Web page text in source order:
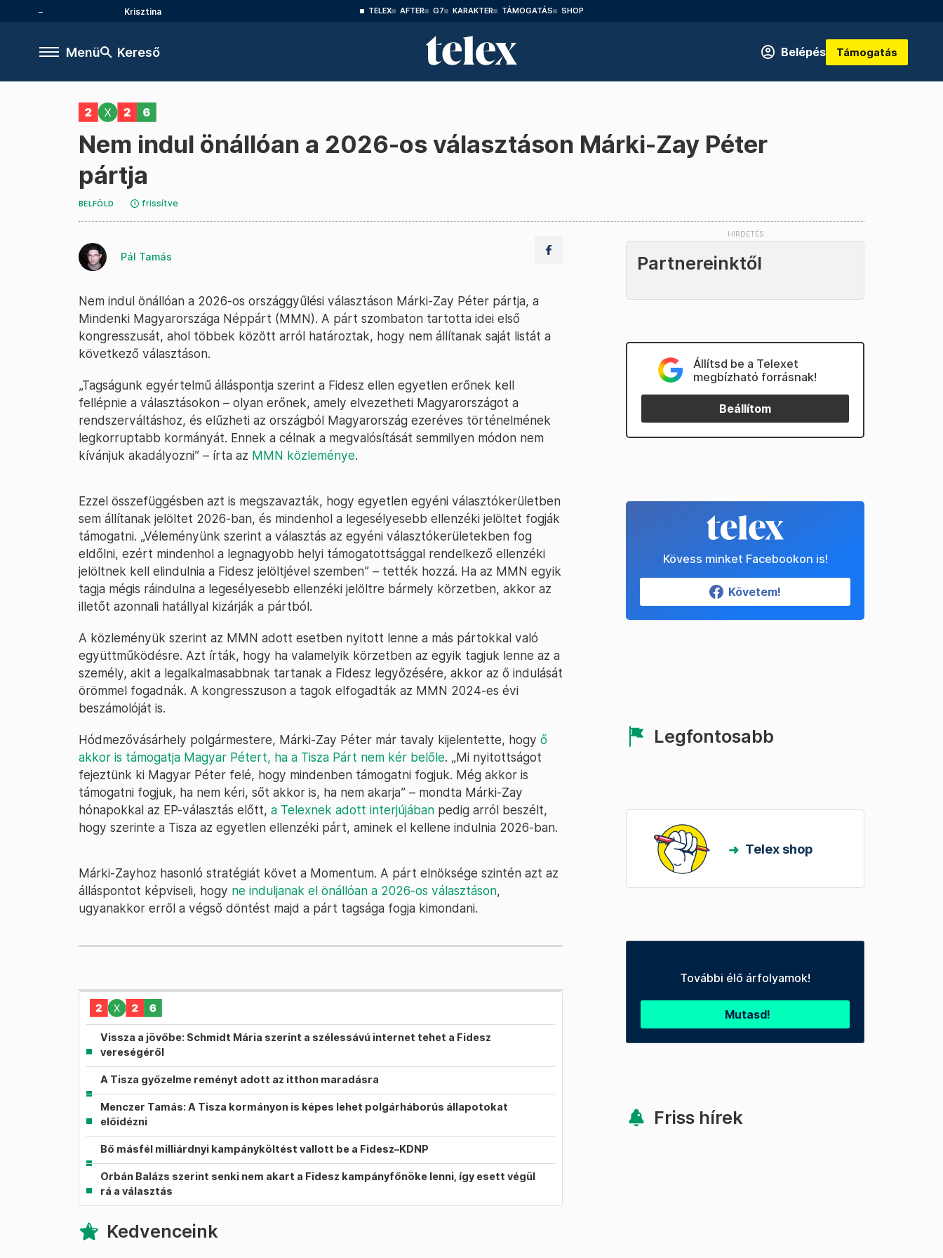
Krisztina TELEX AFTER G7 KARAKTER TÁMOGATÁS SHOP
Menü Kereső Belépés Támogatás
Nem indul önállóan a 2026-os választáson Márki-Zay Péter
pártja
BELFÖLD frissítve
Pál Tamás
Nem indul önállóan a 2026-os országgyűlési választáson Márki-Zay Péter pártja, a
Mindenki Magyarországa Néppárt (MMN). A párt szombaton tartotta idei első
kongresszusát, ahol többek között arról határoztak, hogy nem állítanak saját listát a
következő választáson.
„Tagságunk egyértelmű álláspontja szerint a Fidesz ellen egyetlen erőnek kell
fellépnie a választásokon – olyan erőnek, amely elvezetheti Magyarországot a
rendszerváltáshoz, és elűzheti az országból Magyarország ezeréves történelmének
legkorruptabb kormányát. Ennek a célnak a megvalósítását semmilyen módon nem
kívánjuk akadályozni” – írta az MMN közleménye.
Ezzel összefüggésben azt is megszavazták, hogy egyetlen egyéni választókerületben
sem állítanak jelöltet 2026-ban, és mindenhol a legesélyesebb ellenzéki jelöltet fogják
támogatni. „Véleményünk szerint a választás az egyéni választókerületekben fog
eldőlni, ezért mindenhol a legnagyobb helyi támogatottsággal rendelkező ellenzéki
jelöltnek kell elindulnia a Fidesz jelöltjével szemben” – tették hozzá. Ha az MMN egyik
tagja mégis ráindulna a legesélyesebb ellenzéki jelöltre bármely körzetben, akkor az
illetőt azonnali hatállyal kizárják a pártból.
A közleményük szerint az MMN adott esetben nyitott lenne a más pártokkal való
együttműködésre. Azt írták, hogy ha valamelyik körzetben az egyik tagjuk lenne az a
személy, akit a legalkalmasabbnak tartanak a Fidesz legyőzésére, akkor az ő indulását
örömmel fogadnák. A kongresszuson a tagok elfogadták az MMN 2024-es évi
beszámolóját is.
Hódmezővásárhely polgármestere, Márki-Zay Péter már tavaly kijelentette, hogy ő
akkor is támogatja Magyar Pétert, ha a Tisza Párt nem kér belőle. „Mi nyitottságot
fejeztünk ki Magyar Péter felé, hogy mindenben támogatni fogjuk. Még akkor is
támogatni fogjuk, ha nem kéri, sőt akkor is, ha nem akarja” – mondta Márki-Zay
hónapokkal az EP-választás előtt, a Telexnek adott interjújában pedig arról beszélt,
hogy szerinte a Tisza az egyetlen ellenzéki párt, aminek el kellene indulnia 2026-ban.
Márki-Zayhoz hasonló stratégiát követ a Momentum. A párt elnöksége szintén azt az
álláspontot képviseli, hogy ne induljanak el önállóan a 2026-os választáson,
ugyanakkor erről a végső döntést majd a párt tagsága fogja kimondani.
Vissza a jövőbe: Schmidt Mária szerint a szélessávú internet tehet a Fidesz
vereségéről
A Tisza győzelme reményt adott az itthon maradásra
Menczer Tamás: A Tisza kormányon is képes lehet polgárháborús állapotokat
előidézni
Bő másfél milliárdnyi kampányköltést vallott be a Fidesz–KDNP
Orbán Balázs szerint senki nem akart a Fidesz kampányfőnöke lenni, így esett végül
rá a választás
Kedvenceink
Partnereinktől
Állítsd be a Telexet
megbízható forrásnak!
Beállítom
Kövess minket Facebookon is!
Követem!
Legfontosabb
Telex shop
További élő árfolyamok!
Mutasd!
Friss hírek